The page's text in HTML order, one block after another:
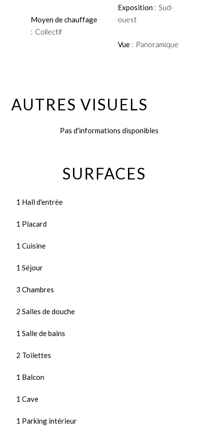
Moyen de chauffage
Collectif
Exposition
Sud-
ouest
Vue Panoramique
AUTRES VISUELS
Pas d'informations disponibles
SURFACES
1 Hall d'entrée
1 Placard
1 Cuisine
1 Séjour
3 Chambres
2 Salles de douche
1 Salle de bains
2 Toilettes
1 Balcon
1 Cave
1 Parking intérieur